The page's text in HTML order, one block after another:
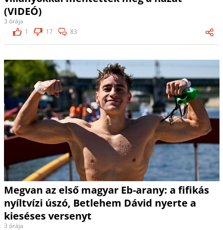
(VIDEÓ)
3 órája
1
17 83
Megvan az első magyar Eb-arany: a fifikás
nyíltvízi úszó, Betlehem Dávid nyerte a
kieséses versenyt
3 órája